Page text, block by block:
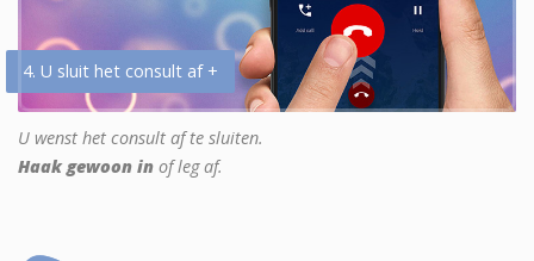
4. U sluit het consult af +
U wenst het consult af te sluiten.
Haak gewoon in of leg af.